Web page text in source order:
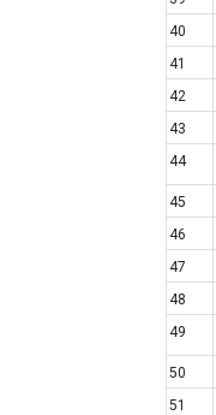
40
41
42
43
44
45
46
47
48
49
50
51